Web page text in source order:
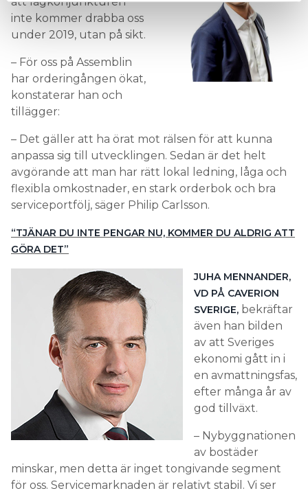
inte kommer drabba oss
under 2019, utan på sikt.
– För oss på Assemblin
har orderingången ökat,
konstaterar han och
tillägger:
– Det gäller att ha örat mot rälsen för att kunna
anpassa sig till utvecklingen. Sedan är det helt
avgörande att man har rätt lokal ledning, låga och
flexibla omkostnader, en stark orderbok och bra
serviceportfölj, säger Philip Carlsson.
“TJÄNAR DU INTE PENGAR NU, KOMMER DU ALDRIG ATT
GÖRA DET”
JUHA MENNANDER,
VD PÅ CAVERION
SVERIGE, bekräftar
även han bilden
av att Sveriges
ekonomi gått in i
en avmattningsfas,
efter många år av
god tillväxt.
– Nybyggnationen
av bostäder
minskar, men detta är inget tongivande segment
för oss. Servicemarknaden är relativt stabil. Vi ser